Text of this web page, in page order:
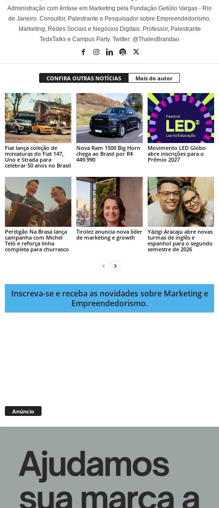
Administração com ênfase em Marketing pela Fundação Getúlio Vargas - Rio
de Janeiro. Consultor, Palestrante e Pesquisador sobre Empreendedorismo,
Marketing, Redes Sociais e Negócios Digitais. Professor, Palestrante
TedxTalks e Campus Party. Twitter: @ThalesBrandao
CONFIRA OUTRAS NOTÍCIAS Mais do autor
Fiat lança coleção de
miniaturas do Fiat 147,
Uno e Strada para
celebrar 50 anos no Brasil
Nova Ram 1500 Big Horn
chega ao Brasil por R$
449.990
Movimento LED Globo
abre inscrições para o
Prêmio 2027
Perdigão Na Brasa lança
campanha com Michel
Teló e reforça linha
completa para churrasco
Tirolez anuncia nova líder
de marketing e growth
Yázigi Aracaju abre novas
turmas de inglês e
espanhol para o segundo
semestre de 2026
Inscreva-se e receba as novidades sobre Marketing e
Empreendedorismo.
Anúncio